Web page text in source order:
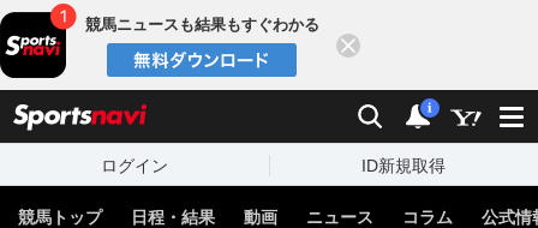
競馬ニュースも結果もすぐわかる
検索 通知
i
ログイン ID新規取得
競馬トップ 日程・結果 動画 ニュース コラム 公式情